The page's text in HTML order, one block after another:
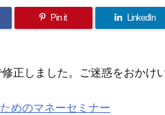
Pin it LinkedIn
正しました。ご迷惑をおかけ
めのマネーセミナー